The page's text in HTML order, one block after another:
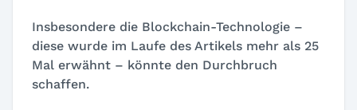
Insbesondere die Blockchain-Technologie –
diese wurde im Laufe des Artikels mehr als 25
Mal erwähnt – könnte den Durchbruch
schaffen.